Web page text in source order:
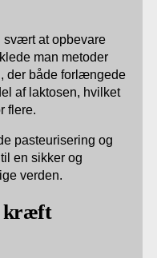
svært at opbevare
man metoder
der både forlængede
af laktosen, hvilket
flere.
pasteurisering og
en sikker og
verden.
kræft